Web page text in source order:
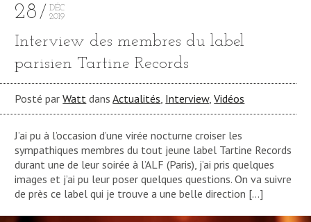
28
DÉC
2019
Interview des membres du label
parisien Tartine Records
Posté parWatt dansActualités Interview,Vidéos
J’ai pu à l’occasion d’une virée nocturne croiser les
sympathiques membres du tout jeune label Tartine Records
durant une de leur soirée à l’ALF (Paris), j’ai pris quelques
images et j’ai pu leur poser quelques questions. On va suivre
de près ce label qui je trouve a une belle direction […]